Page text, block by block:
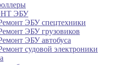
ЭБУ
ЭБУ спецтехники
ЭБУ грузовиков
ЭБУ автобуса
судовой электроники